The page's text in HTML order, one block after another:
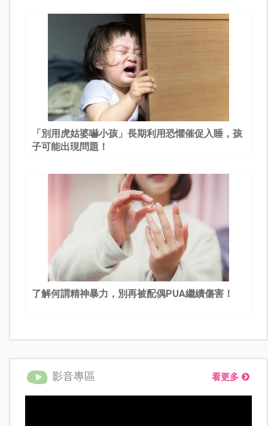
「別用虎姑婆嚇小孩」長期利用恐懼催促入睡，孩
子可能出現問題！
了解何謂精神暴力，別再被配偶PUA繼續傷害！
影音專區 看更多